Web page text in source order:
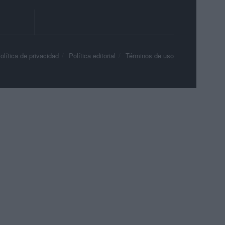
de privacidad Política editorial Términos de uso